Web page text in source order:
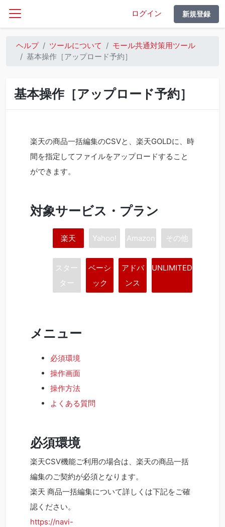
ログイン 新規登録
ヘルプ ツールについて
モール共通対策用ツール
基本操作［アップロード予約］
基本操作［アップロード予約］
楽天の商品一括編集のCSVと、楽天GOLDに、時
間を指定してファイルをアップロードすること
ができます。
対象サービス・プラン
楽天 Yahoo! Amazon その他
スター
ター
ベーシ
ック
アドバ
ンス
UNLIMITED
メニュー
必須環境
操作画面
操作方法
よくある質問
必須環境
楽天CSV機能ご利用の場合は、楽天の商品一括
編集のご契約が必須となります。
楽天 商品一括編集について詳しくは下記をご確
認ください。
https://navi-